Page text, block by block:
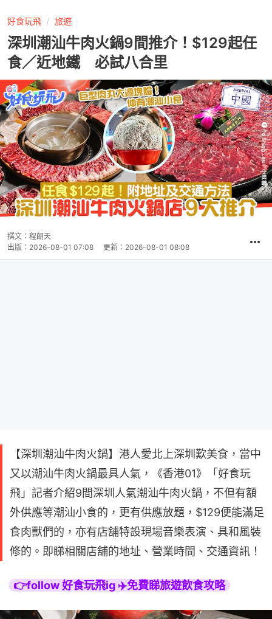
好食玩飛 旅遊
深圳潮汕牛肉火鍋9間推介！$129起任
食／近地鐵 必試八合里
撰文： 程朗天
出版： 2026-08-01 07:08 更新： 2026-08-01 08:08
【深圳潮汕牛肉火鍋】港人愛北上深圳歎美食，當中
又以潮汕牛肉火鍋最具人氣，《香港01》「好食玩
飛」記者介紹9間深圳人氣潮汕牛肉火鍋，不但有額
外供應等潮汕小食的，更有供應放題，$129便能滿足
食肉獸們的，亦有店舖特設現場音樂表演、具和風裝
修的。即睇相關店舖的地址、營業時間、交通資訊！
👉follow 好食玩飛ig ✈️免費睇旅遊飲食攻略